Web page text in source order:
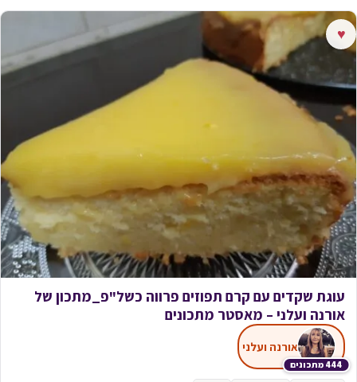
♥
עוגת שקדים עם קרם תפוזים פרווה כשל"פ_מתכון של
אורנה ועלני – מאסטר מתכונים
444 מתכונים
אורנה ועלני